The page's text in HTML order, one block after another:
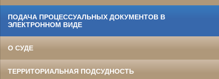
ПОДАЧА ПРОЦЕССУАЛЬНЫХ ДОКУМЕНТОВ В
ЭЛЕКТРОННОМ ВИДЕ
О СУДЕ
ТЕРРИТОРИАЛЬНАЯ ПОДСУДНОСТЬ